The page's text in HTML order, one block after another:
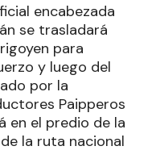
encabezada
se trasladará
para
y luego del
por la
Paipperos
en el predio de la
la ruta nacional